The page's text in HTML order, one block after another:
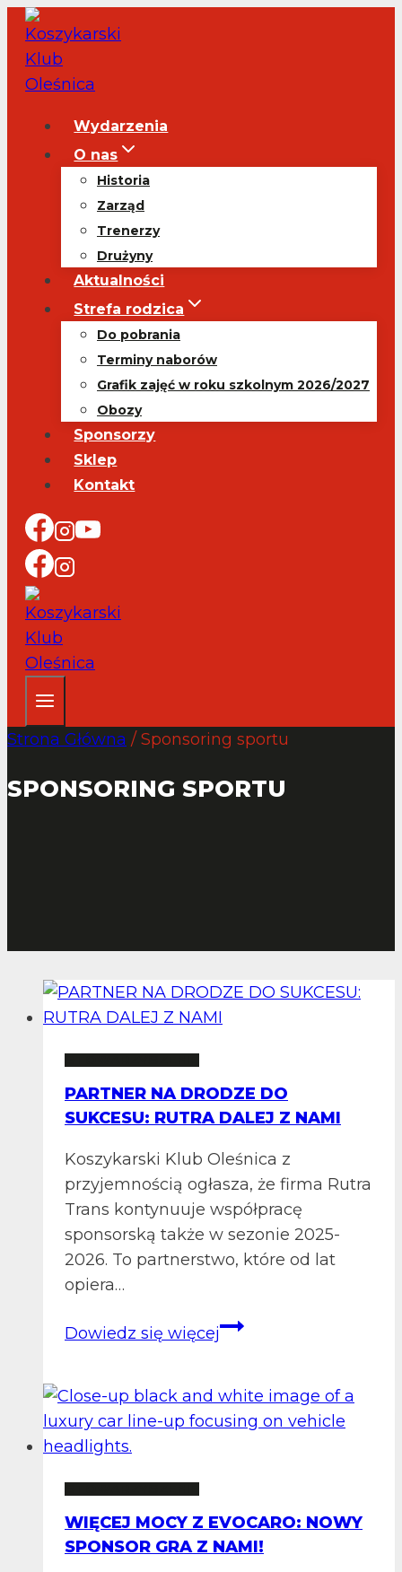
Przejdź
do
treści
Wydarzenia
O nas
Historia
Zarząd
Trenerzy
Drużyny
Aktualności
Strefa rodzica
Do pobrania
Terminy naborów
Grafik zajęć w roku szkolnym 2026/2027
Obozy
Sponsorzy
Sklep
Kontakt
Strona Główna / Sponsoring sportu
SPONSORING SPORTU
PARTNER NA DRODZE DO
SUKCESU: RUTRA DALEJ Z NAMI
Koszykarski Klub Oleśnica z
przyjemnością ogłasza, że firma Rutra
Trans kontynuuje współpracę
sponsorską także w sezonie 2025-
2026. To partnerstwo, które od lat
opiera…
Dowiedz się więcejPARTNER
DO
SUKCESU:
NAMI
WIĘCEJ MOCY Z EVOCARO: NOWY
SPONSOR GRA Z NAMI!